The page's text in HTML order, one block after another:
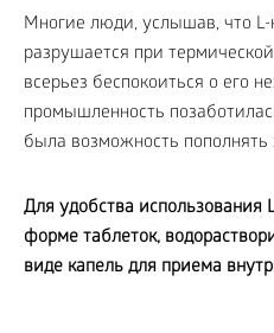
Многие люди, услышав, что L-
разрушается при
всерьез беспокоиться о его
промышленность
была возможность пополнять
Для удобства использования L
форме таблеток,
виде капель для приема